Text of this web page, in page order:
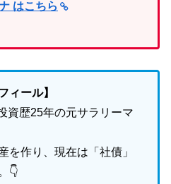
はこちら
ィール】
資歴25年の元サラリーマ
を作り、現在は「社債」
👇